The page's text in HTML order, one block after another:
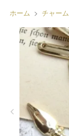
ホーム > チャーム